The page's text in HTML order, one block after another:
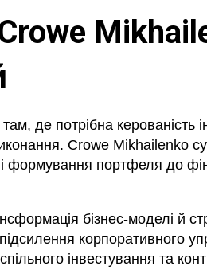
де потрібна керованість
Crowe Mikhailenko
і формування портфеля до
бізнес-моделі й
корпоративного
інвестування та